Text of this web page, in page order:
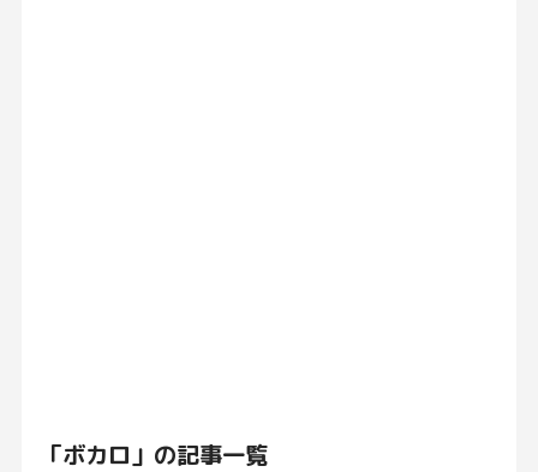
「ボカロ」の記事一覧